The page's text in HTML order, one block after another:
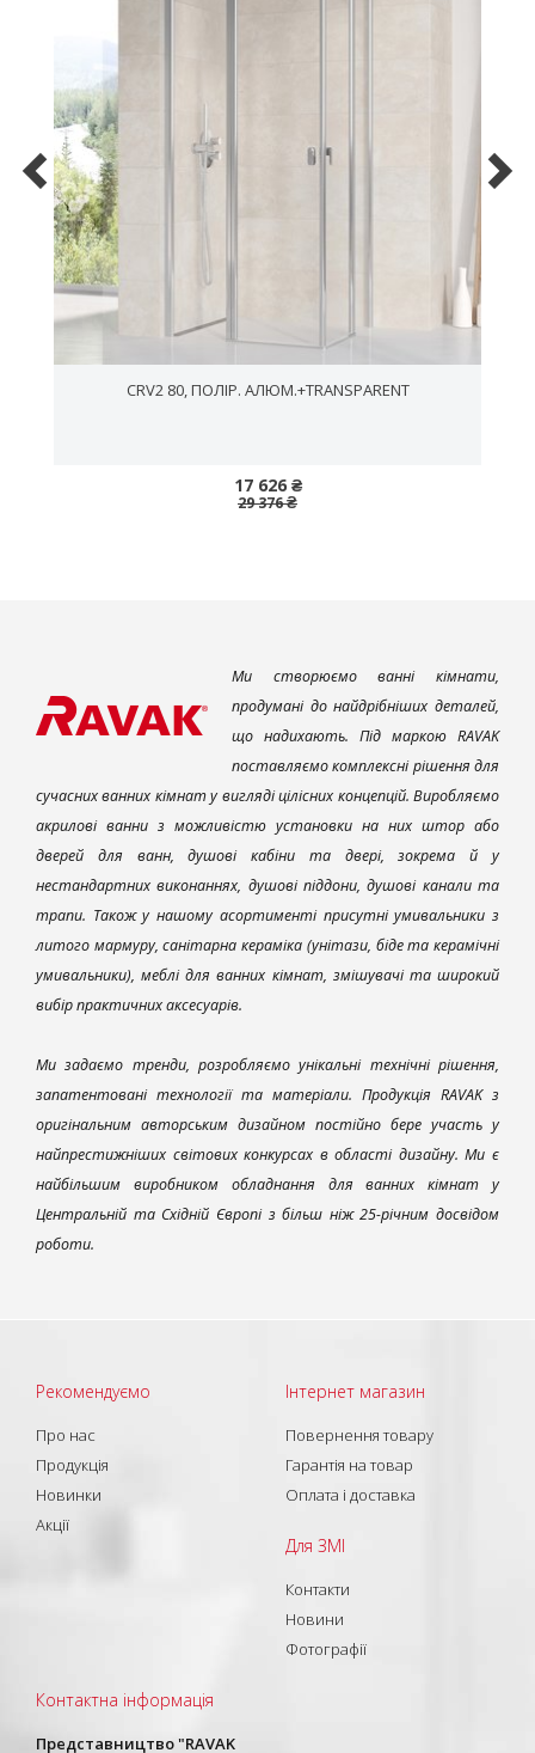
CRV2 80, ПОЛІР. АЛЮМ.+TRANSPARENT
17 626 ₴
29 376 ₴
Ми створюємо ванні кімнати,
продумані до найдрібніших деталей,
що надихають. Під маркою RAVAK
поставляємо комплексні рішення для
сучасних ванних кімнат у вигляді цілісних концепцій. Виробляємо
акрилові ванни з можливістю установки на них штор або
дверей для ванн, душові кабіни та двері, зокрема й у
нестандартних виконаннях, душові піддони, душові канали та
трапи. Також у нашому асортименті присутні умивальники з
литого мармуру, санітарна кераміка (унітази, біде та керамічні
умивальники), меблі для ванних кімнат, змішувачі та широкий
вибір практичних аксесуарів.
Ми задаємо тренди, розробляємо унікальні технічні рішення,
запатентовані технології та матеріали. Продукція RAVAK з
оригінальним авторським дизайном постійно бере участь у
найпрестижніших світових конкурсах в області дизайну. Ми є
найбільшим виробником обладнання для ванних кімнат у
Центральній та Східній Європі з більш ніж 25-річним досвідом
роботи.
Рекомендуємо
Про нас
Продукція
Новинки
Акції
Інтернет магазин
Повернення товару
Гарантія на товар
Оплата і доставка
Для ЗМІ
Контакти
Новини
Фотографії
Контактна інформація
Представництво "RAVAK